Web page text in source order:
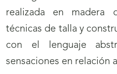
realizada en madera
técnicas de talla y
con el lenguaje
sensaciones en relación